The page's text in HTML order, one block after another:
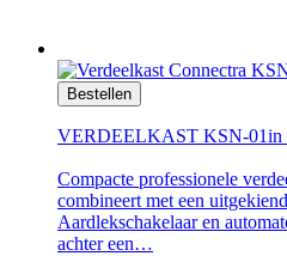
Bestellen
VERDEELKAST KSN-01in
Compacte professionele
combineert met een
Aardlekschakelaar en
achter een…